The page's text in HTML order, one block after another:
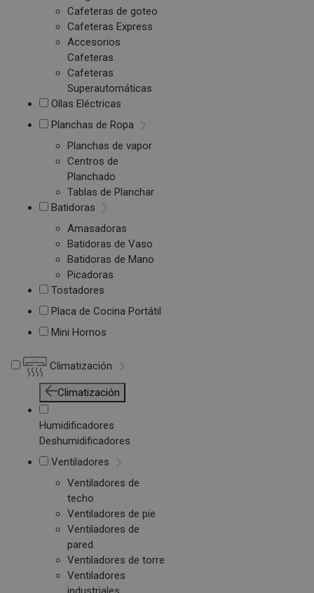
Cafeteras de goteo
Cafeteras Express
Accesorios
Cafeteras
Cafeteras
Superautomáticas
Ollas Eléctricas
Planchas de Ropa
Planchas de vapor
Centros de
Planchado
Tablas de Planchar
Batidoras
Amasadoras
Batidoras de Vaso
Batidoras de Mano
Picadoras
Tostadores
Placa de Cocina Portátil
Mini Hornos
Climatización
Climatización
Humidificadores
Deshumidificadores
Ventiladores
Ventiladores de
techo
Ventiladores de pie
Ventiladores de
pared
Ventiladores de torre
Ventiladores